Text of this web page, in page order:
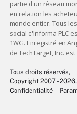
Tous droits réservés,
Copyright 2007 - 2026
Confidentialité